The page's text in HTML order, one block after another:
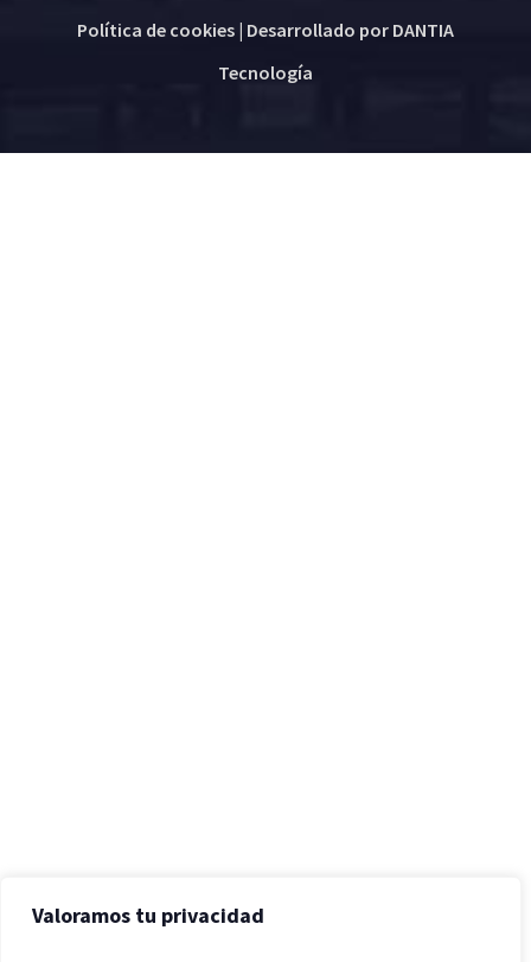
Valoramos tu privacidad
Política de cookies| Desarrollado por DANTIA
Tecnología